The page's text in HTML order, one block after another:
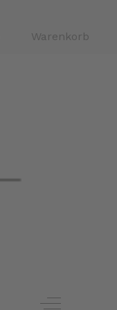
Warenkorb
Off-Canvas